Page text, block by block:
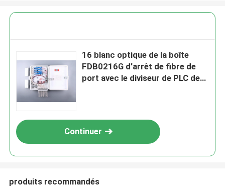
16 blanc optique de la boîte
FDB0216G d'arrêt de fibre de
port avec le diviseur de PLC de
Continuer
produits recommandés